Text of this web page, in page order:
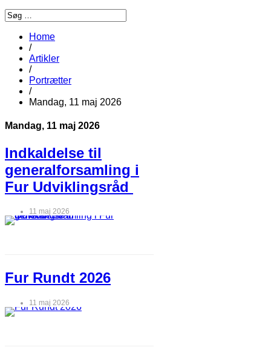
Home
/
Artikler
/
Portrætter
/
Mandag, 11 maj 2026
Mandag, 11 maj 2026
Indkaldelse til
generalforsamling i
Fur Udviklingsråd
11 maj 2026
Fur Rundt 2026
11 maj 2026